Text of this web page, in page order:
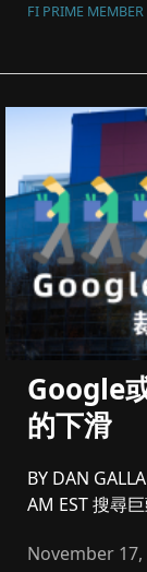
FI PRIME MEMBER
Google
的下滑
BY DAN
AM EST 搜尋
November 17,